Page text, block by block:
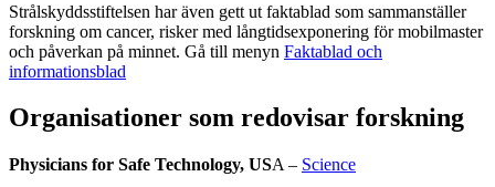
Strålskyddsstiftelsen har även gett ut faktablad som sammanställer
forskning om cancer, risker med långtidsexponering för mobilmaster
och påverkan på minnet. Gå till menyn Faktablad och
informationsblad
Organisationer som redovisar forskning
Physicians for Safe Technology, USA – Science